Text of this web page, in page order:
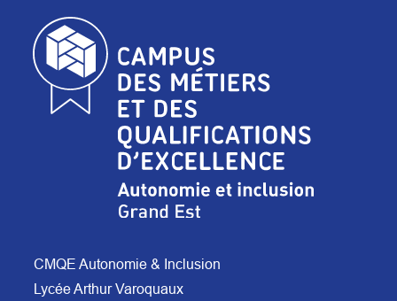
CMQE Autonomie & Inclusion
Lycée Arthur Varoquaux